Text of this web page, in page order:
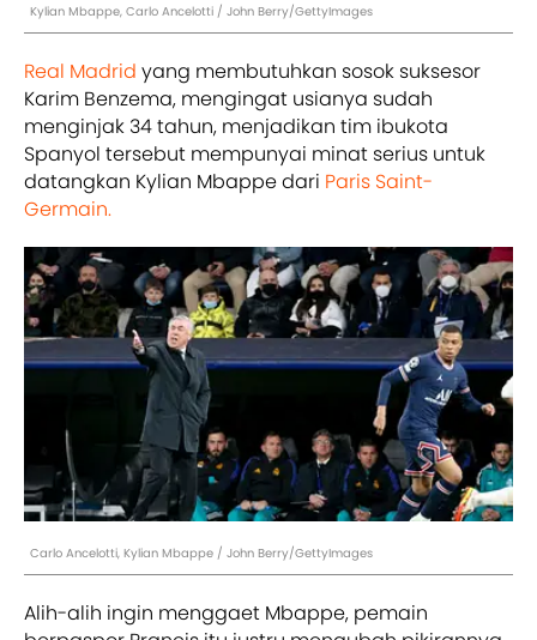
Kylian Mbappe, Carlo Ancelotti / John Berry/GettyImages
Real Madrid yang membutuhkan sosok suksesor
Karim Benzema, mengingat usianya sudah
menginjak 34 tahun, menjadikan tim ibukota
Spanyol tersebut mempunyai minat serius untuk
datangkan Kylian Mbappe dari Paris Saint-
Germain.
Carlo Ancelotti, Kylian Mbappe / John Berry/GettyImages
Alih-alih ingin menggaet Mbappe, pemain